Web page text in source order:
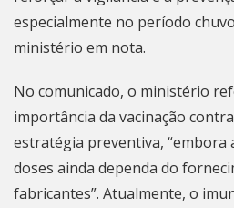
especialmente no período
ministério em nota.
No comunicado, o ministério
importância da vacinação
estratégia preventiva, “embora
doses ainda dependa do
fabricantes”. Atualmente, o